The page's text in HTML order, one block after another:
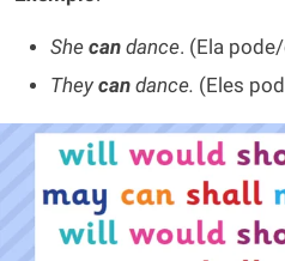
She can dance. (Ela
They can dance. (Eles